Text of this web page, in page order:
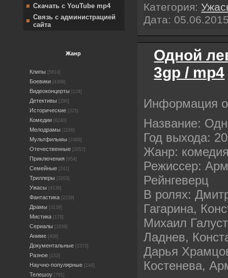
Скачать с YouTube mp4
Связь с администрацией
сайта
Жанр
Клипы [5614]
Боевики [4398]
Видеоконцерты [124]
Детективы [290]
Исторические [325]
Комедии [6240]
Мелодрамы [1166]
Мультфильмы [2489]
Отечественные [2057]
Приключения [954]
Семейные [241]
Триллеры [3203]
Ужасы [4136]
Фантастика [2239]
Драмы [3139]
Мистика [179]
Сериалы [1839]
Аниме [408]
Документальные [1573]
Разное [152]
Научно-популярные [144]
Телешоу [791]
Категория:
Дата:
Одной
3gp / mp4
Информация
Название:
Год выхода:
Жанр:
Режиссер:
Рейнгеверц
В ролях:
Гагарина,
Михаил
Ладнев,
Дарья
Костенева,